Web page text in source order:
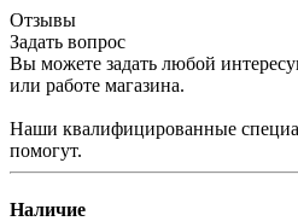
Отзывы
Задать вопрос
Вы можете задать любой
или работе магазина.
Наши квалифицированные
помогут.
Наличие